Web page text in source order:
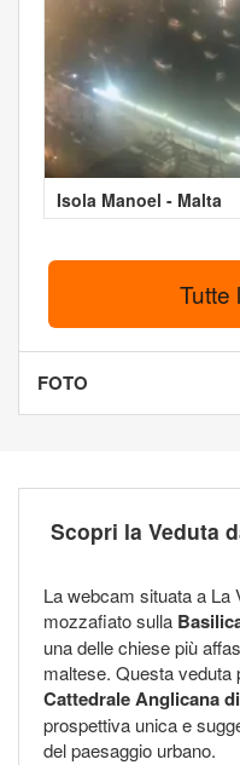
Isola Manoel - Malta
Tutte
FOTO
Scopri la Veduta
La webcam situata a La
mozzafiato sulla
una delle chiese più
maltese. Questa veduta
Cattedrale Anglicana
prospettiva unica e
del paesaggio urbano.